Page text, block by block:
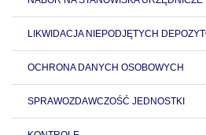
LIKWIDACJA NIEPODJĘTYCH
OCHRONA DANYCH OSOBOWYCH
SPRAWOZDAWCZOŚĆ JEDNOSTKI